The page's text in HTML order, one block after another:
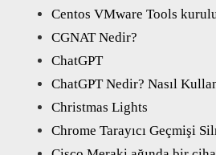
Centos VMware Tools
CGNAT Nedir?
ChatGPT
ChatGPT Nedir? Nasıl
Christmas Lights
Chrome Tarayıcı Geçmişi